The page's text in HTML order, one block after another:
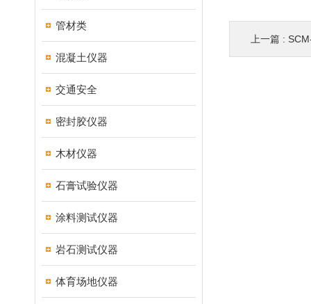
管材类
混凝土仪器
交通安全
密封胶仪器
木材仪器
石膏试验仪器
涂料测试仪器
岩石测试仪器
体育场地仪器
上一篇 :